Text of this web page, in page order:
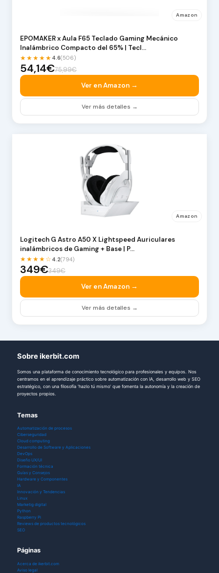
Amazon
EPOMAKER x Aula F65 Teclado Gaming Mecánico
Inalámbrico Compacto del 65% | Tecl…
★★★★★ 4.6(506)
54,14€75,99€
Ver en Amazon →
Ver más detalles →
Amazon
Logitech G Astro A50 X Lightspeed Auriculares
inalámbricos de Gaming + Base | P…
★★★★☆ 4.2(794)
349€349€
Ver en Amazon →
Ver más detalles →
Sobre ikerbit.com
Somos una plataforma de conocimiento tecnológico para profesionales y equipos. Nos
centramos en el aprendizaje práctico sobre automatización con IA, desarrollo web y SEO
estratégico, con una filosofía 'hazlo tú mismo' que fomenta la autonomía y la creación de
proyectos propios.
Temas
Automatización de procesos
Ciberseguridad
Cloud computing
Desarrollo de Software y Aplicaciones
DevOps
Diseño UX/UI
Formación técnica
Guías y Consejos
Hardware y Componentes
IA
Innovación y Tendencias
Linux
Marketig digital
Python
Raspberry Pi
Reviews de productos tecnológicos
SEO
Páginas
Acerca de ikerbit.com
Aviso legal